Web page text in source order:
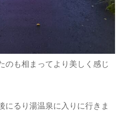
のも相まってより美しく感じ
にるり湯温泉に入りに行きま